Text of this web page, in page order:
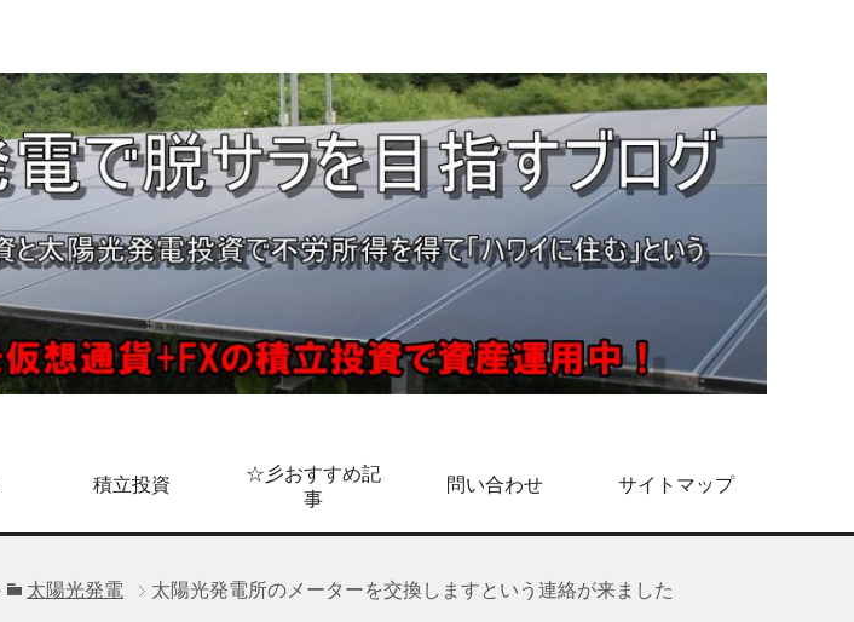
積立投資
☆彡おすすめ記
事
問い合わせ サイトマップ
太陽光発電 太陽光発電所のメーターを交換しますという連絡が来ました